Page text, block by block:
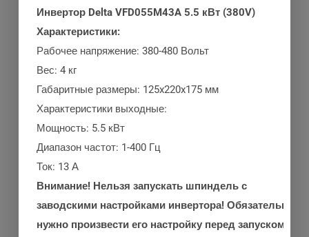
Инвертор Delta VFD055M43A 5.5 кВт (380V)
Характеристики:
Рабочее напряжение: 380-480 Вольт
Вес: 4 кг
Габаритные размеры: 125x220x175 мм
Характеристики выходные:
Мощность: 5.5 кВт
Диапазон частот: 1-400 Гц
Ток: 13 А
Внимание! Нельзя запускать шпиндель с
заводскими настройками инвертора! Обязательно
нужно произвести его настройку перед запуском!